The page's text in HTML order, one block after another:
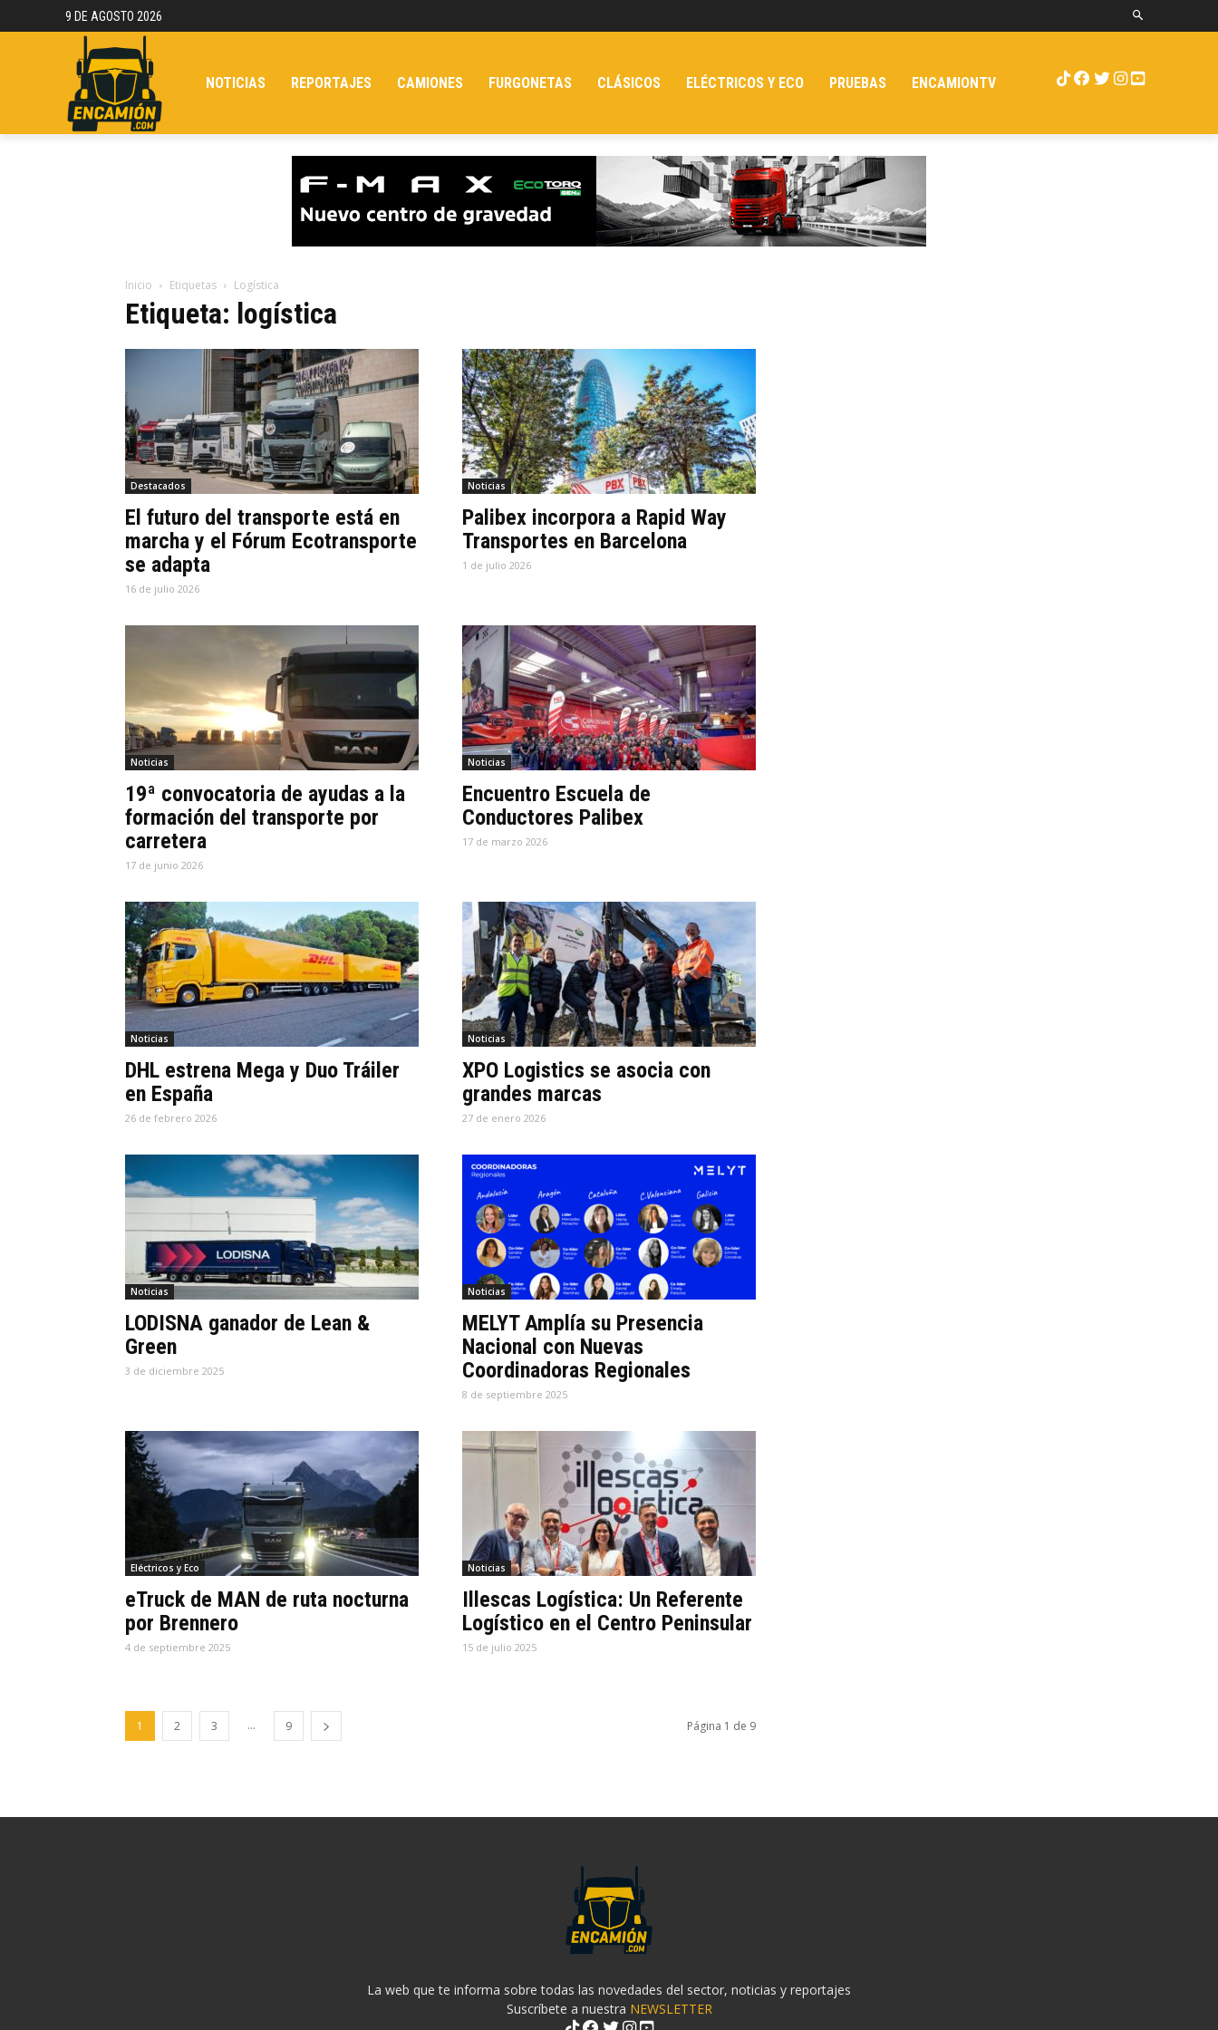
9 DE AGOSTO 2026
NOTICIAS REPORTAJES CAMIONES FURGONETAS CLÁSICOS ELÉCTRICOS Y ECO PRUEBAS ENCAMIONTV
Inicio Etiquetas Logística
Etiqueta: logística
Destacados
El futuro del transporte está en
marcha y el Fórum Ecotransporte
se adapta
16 de julio 2026
Noticias
Palibex incorpora a Rapid Way
Transportes en Barcelona
1 de julio 2026
Noticias
19ª convocatoria de ayudas a la
formación del transporte por
carretera
17 de junio 2026
Noticias
Encuentro Escuela de
Conductores Palibex
17 de marzo 2026
Noticias
DHL estrena Mega y Duo Tráiler
en España
26 de febrero 2026
Noticias
XPO Logistics se asocia con
grandes marcas
27 de enero 2026
Noticias
LODISNA ganador de Lean &
Green
3 de diciembre 2025
Noticias
MELYT Amplía su Presencia
Nacional con Nuevas
Coordinadoras Regionales
8 de septiembre 2025
Eléctricos y Eco
eTruck de MAN de ruta nocturna
por Brennero
4 de septiembre 2025
Noticias
Illescas Logística: Un Referente
Logístico en el Centro Peninsular
15 de julio 2025
1 2 3 ... 9 Página 1 de 9
La web que te informa sobre todas las novedades del sector, noticias y reportajes
Suscríbete a nuestra NEWSLETTER